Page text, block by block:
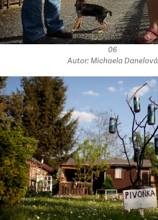
06
Autor: Michaela Danelová